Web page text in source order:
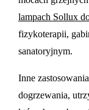
lampach Sollux
fizykoterapii,
sanatoryjnym.
Inne
dogrzewania,